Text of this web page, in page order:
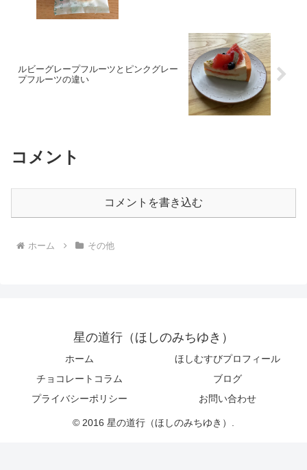
ルビーグレープフルーツとピンクグレー
プフルーツの違い
コメント
コメントを書き込む
ホーム その他
星の道行（ほしのみちゆき）
ホーム
ほしむすびプロフィール
チョコレートコラム
ブログ
プライバシーポリシー
お問い合わせ
© 2016 星の道行（ほしのみちゆき）.